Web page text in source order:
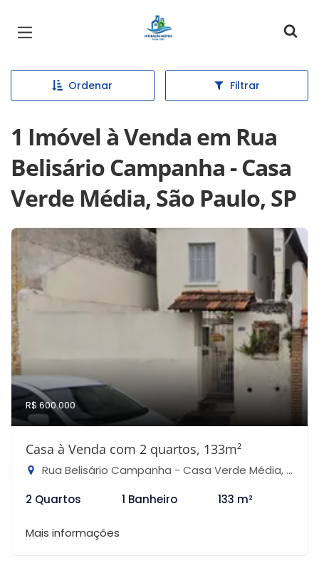
Página inicial
Ordenar Filtrar
1 Imóvel à Venda em Rua
Belisário Campanha - Casa
Verde Média, São Paulo, SP
R$ 600.000
Casa à Venda com 2 quartos, 133m²
Rua Belisário Campanha - Casa Verde Média, São Paulo-SP
2 Quartos
1 Banheiro 133 m²
Mais informações